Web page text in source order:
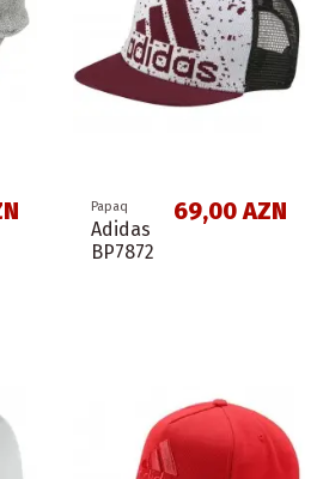
Papaq
Adidas
BP7872
69,00 AZN